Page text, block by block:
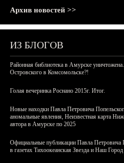
Архив новостей >>
ИЗ БЛОГОВ
Районная библиотека в Амурске
Островского в Комсомольске?!
Голая вечеринка Роснано 2015г. Итог.
Новые находки Павла Петровича
аномальные явления, Неизвестная карта
автора в Амурске по 2025
Официальные публикации Павла Петровича
в газетах Тихоокеанская Звезда и Наш